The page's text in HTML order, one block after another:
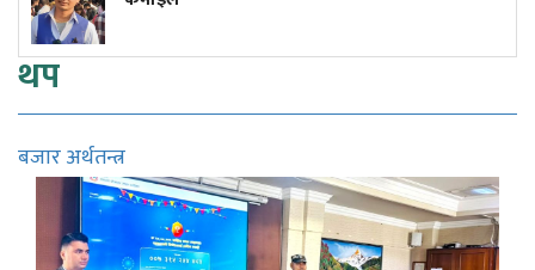
थप
बजार अर्थतन्त्र